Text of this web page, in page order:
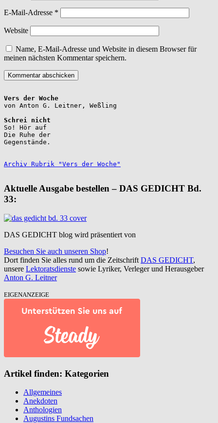
E-Mail-Adresse *
Website
Name, E-Mail-Adresse und Website in diesem Browser für
meinen nächsten Kommentar speichern.
Vers der Woche
Schrei nicht
So! Hör auf
Die Ruhe der
Gegenstände.
Archiv Rubrik "Vers der Woche"
Aktuelle Ausgabe bestellen – DAS GEDICHT Bd.
33:
DAS GEDICHT blog wird präsentiert von
Besuchen Sie auch unseren Shop!
Dort finden Sie alles rund um die Zeitschrift DAS GEDICHT,
unsere Lektoratsdienste sowie Lyriker, Verleger und Herausgeber
Anton G. Leitner
EIGENANZEIGE
Artikel finden: Kategorien
Allgemeines
Anekdoten
Anthologien
Augustins Fundsachen